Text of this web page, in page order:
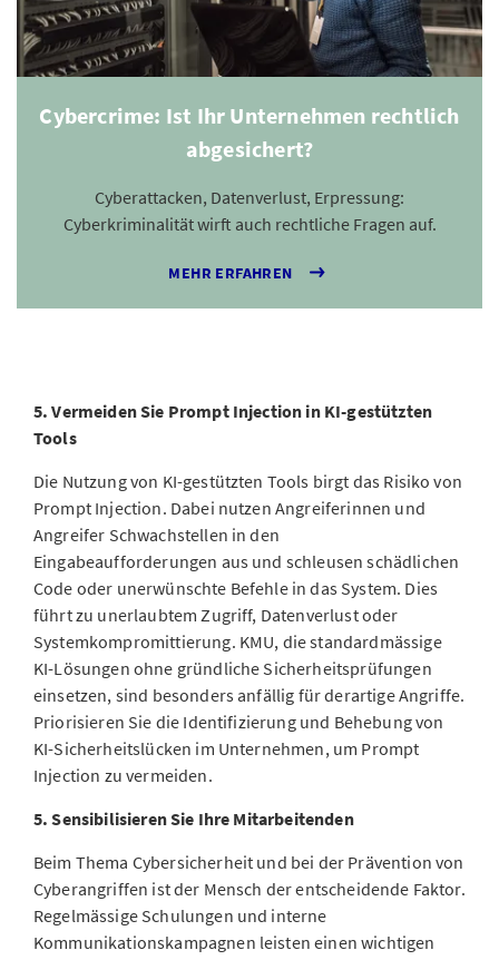
Cybercrime: Ist Ihr Unternehmen rechtlich
abgesichert?
Cyberattacken, Datenverlust, Erpressung:
Cyberkriminalität wirft auch rechtliche Fragen auf.
MEHR ERFAHREN
5. Vermeiden Sie Prompt Injection in KI-gestützten
Tools
Die Nutzung von KI-gestützten Tools birgt das Risiko von
Prompt Injection. Dabei nutzen Angreiferinnen und
Angreifer Schwachstellen in den
Eingabeaufforderungen aus und schleusen schädlichen
Code oder unerwünschte Befehle in das System. Dies
führt zu unerlaubtem Zugriff, Datenverlust oder
Systemkompromittierung. KMU, die standardmässige
KI-Lösungen ohne gründliche Sicherheitsprüfungen
einsetzen, sind besonders anfällig für derartige Angriffe.
Priorisieren Sie die Identifizierung und Behebung von
KI-Sicherheitslücken im Unternehmen, um Prompt
Injection zu vermeiden.
5. Sensibilisieren Sie Ihre Mitarbeitenden
Beim Thema Cybersicherheit und bei der Prävention von
Cyberangriffen ist der Mensch der entscheidende Faktor.
Regelmässige Schulungen und interne
Kommunikationskampagnen leisten einen wichtigen